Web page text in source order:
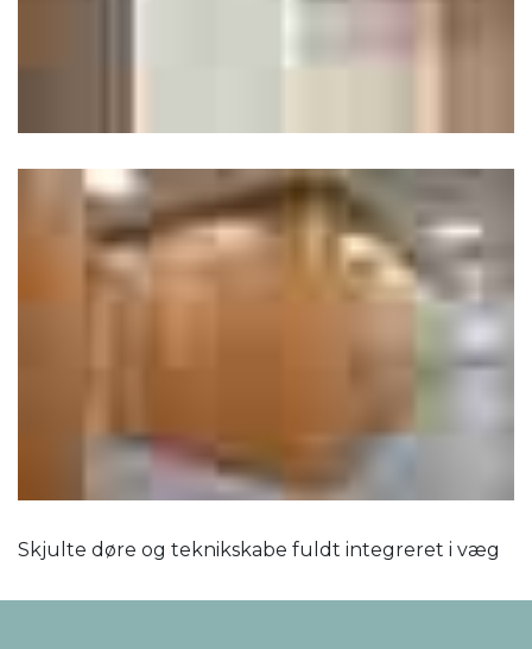
Skjulte døre og teknikskabe fuldt integreret i væg